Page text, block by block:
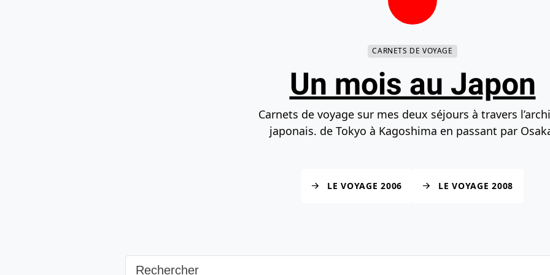
Accéder au bas de la page
CARNETS DE VOYAGE
Un mois au Japon
Carnets de voyage sur mes deux séjours à travers
japonais. de Tokyo à Kagoshima en passant par
LE VOYAGE 2006 LE VOYAGE 2008